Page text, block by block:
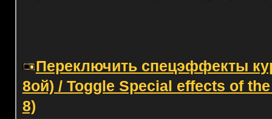
Переключить спецэффекты
8ой) / Toggle Special effects of
8)